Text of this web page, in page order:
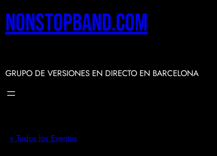
nonstopband.com
GRUPO DE VERSIONES EN DIRECTO EN BARCELONA
« Todos los Eventos